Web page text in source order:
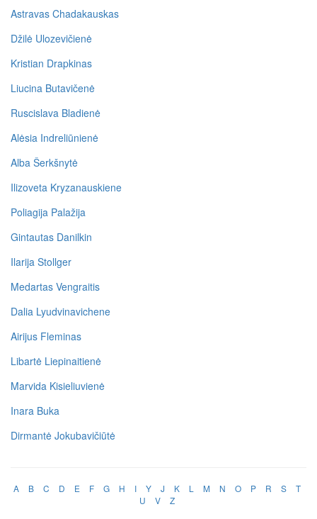
Astravas Chadakauskas
Džilė Ulozevičienė
Kristian Drapkinas
Liucina Butavičenė
Ruscislava Bladienė
Alėsia Indreliūnienė
Alba Šerkšnytė
Ilizoveta Kryzanauskiene
Poliagija Palažija
Gintautas Danilkin
Ilarija Stollger
Medartas Vengraitis
Dalia Lyudvinavichene
Airijus Fleminas
Libartė Liepinaitienė
Marvida Kisieliuvienė
Inara Buka
Dirmantė Jokubavičiūtė
A B C D E F G H I Y J K L M N O P R S
T
U
V Z